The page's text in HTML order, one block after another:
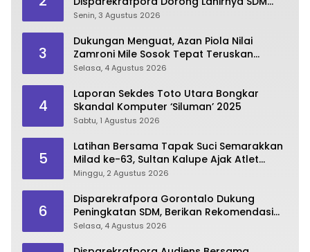
Pariwisata Unggul
Senin, 3 Agustus 2026
3
Dukungan Menguat, Azan Piola Nilai
Zamroni Mile Sosok Tepat Teruskan
Pembangunan Bone Bolango
Selasa, 4 Agustus 2026
4
Laporan Sekdes Toto Utara Bongkar
Skandal Komputer ‘Siluman’ 2025
Sabtu, 1 Agustus 2026
5
Latihan Bersama Tapak Suci Semarakkan
Milad ke-63, Sultan Kalupe Ajak Atlet
Lestarikan Budaya Bela Diri
Minggu, 2 Agustus 2026
6
Disparekrafpora Gorontalo Dukung
Peningkatan SDM, Berikan Rekomendasi
Studi S3 bagi Pegawai
Selasa, 4 Agustus 2026